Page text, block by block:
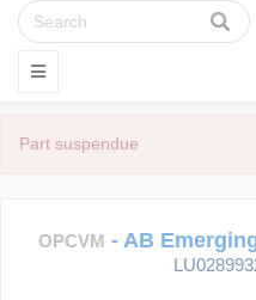
Part suspendue
OPCVM - AB